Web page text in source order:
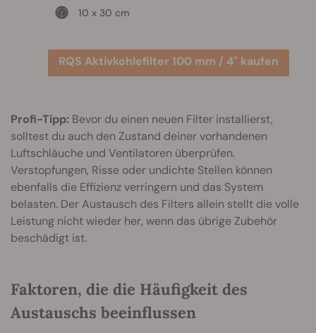
10 x 30 cm
RQS Aktivkohlefilter 100 mm / 4" kaufen
Profi-Tipp: Bevor du einen neuen Filter installierst,
solltest du auch den Zustand deiner vorhandenen
Luftschläuche und Ventilatoren überprüfen.
Verstopfungen, Risse oder undichte Stellen können
ebenfalls die Effizienz verringern und das System
belasten. Der Austausch des Filters allein stellt die volle
Leistung nicht wieder her, wenn das übrige Zubehör
beschädigt ist.
Faktoren, die die Häufigkeit des
Austauschs beeinflussen